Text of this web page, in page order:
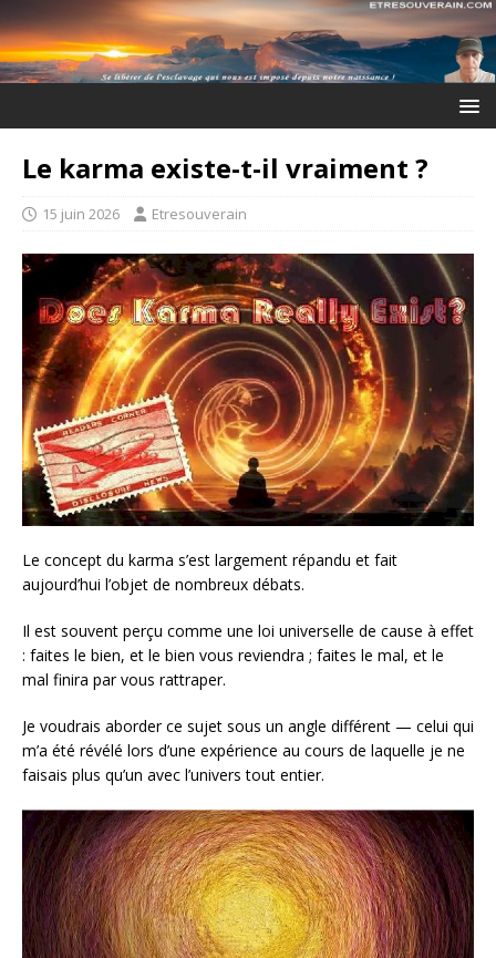
Le karma existe-t-il vraiment ?
15 juin 2026 Etresouverain
Le concept du karma s’est largement répandu et fait
aujourd’hui l’objet de nombreux débats.
Il est souvent perçu comme une loi universelle de cause à effet
: faites le bien, et le bien vous reviendra ; faites le mal, et le
mal finira par vous rattraper.
Je voudrais aborder ce sujet sous un angle différent — celui qui
m’a été révélé lors d’une expérience au cours de laquelle je ne
faisais plus qu’un avec l’univers tout entier.